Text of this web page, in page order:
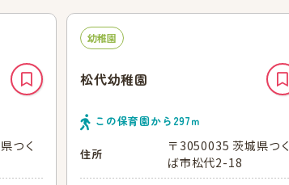
つく
幼稚園
松代幼稚園
この保育園から 297ｍ
住所
〒3050035 茨城県つく
ば市松代2-18